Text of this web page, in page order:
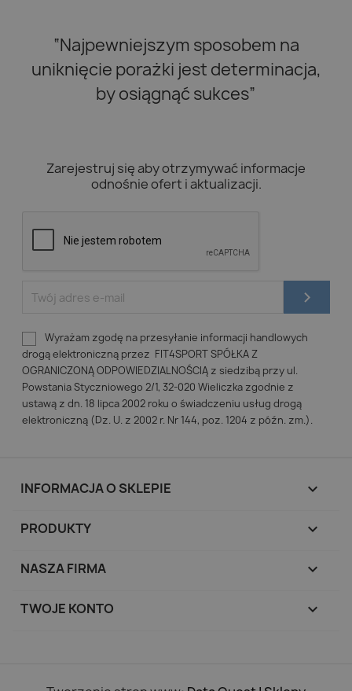
“Najpewniejszym sposobem na
uniknięcie porażki jest determinacja,
by osiągnąć sukces”
Zarejestruj się aby otrzymywać informacje
odnośnie ofert i aktualizacji.
Wyrażam zgodę na przesyłanie informacji handlowych
drogą elektroniczną przez FIT4SPORT SPÓŁKA Z
OGRANICZONĄ ODPOWIEDZIALNOŚCIĄ z siedzibą przy ul.
Powstania Styczniowego 2/1, 32-020 Wieliczka zgodnie z
ustawą z dn. 18 lipca 2002 roku o świadczeniu usług drogą
elektroniczną (Dz. U. z 2002 r. Nr 144, poz. 1204 z późn. zm.).
INFORMACJA O SKLEPIE keyboard_arrow_down
PRODUKTY 
NASZA FIRMA 
TWOJE KONTO 